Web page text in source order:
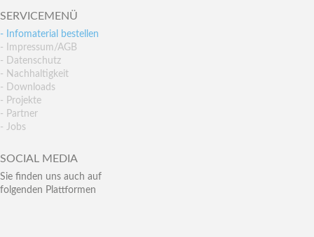
SERVICEMENÜ
- Infomaterial bestellen
- Impressum/AGB
- Datenschutz
- Nachhaltigkeit
- Downloads
- Projekte
- Partner
- Jobs
SOCIAL MEDIA
Sie finden uns auch auf
folgenden Plattformen